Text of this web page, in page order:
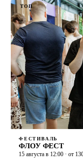
ТОП
ФЕСТИВАЛЬ
ФЛОУ ФЕСТ
15 августа в 12:00 · от